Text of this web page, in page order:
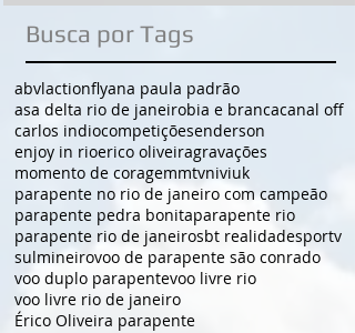
Busca por Tags
abvlactionflyana paula padrão
asa delta rio de janeirobia e brancacanal off
carlos indiocompetiçõesenderson
enjoy in rioerico oliveiragravações
momento de coragemmtvniviuk
parapente no rio de janeiro com campeão
parapente pedra bonitaparapente rio
parapente rio de janeirosbt realidadesportv
sulmineirovoo de parapente são conrado
voo duplo parapentevoo livre rio
voo livre rio de janeiro
Érico Oliveira parapente